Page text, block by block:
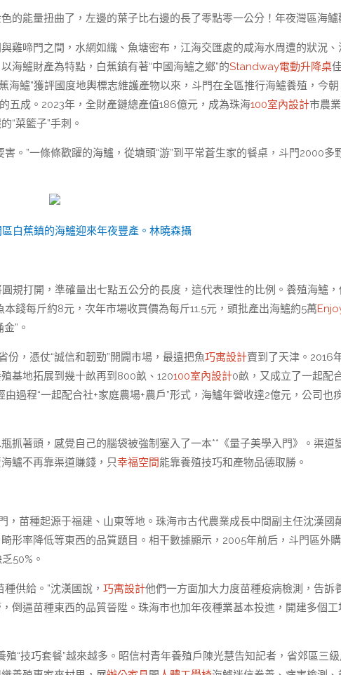
的能量扭曲了，左邊的葉子比右邊的長了零點零一公分！年夜灣區海鱸
雞啼門之間，水網如織、魚塘密布，江海交匯處的咸海水周遭的狀況、
海鱸財產為特點，白蕉鎮有著“中國海鱸之鄉”的Standway電動升降桌佳
海鱸”獲評國度地輿標志維護產物以來，斗門在全區推行海鱸養殖，今
五成。2023年，全財產鏈總產值186億元，成為珠海100室內設計市農
“菜籃子”手刺。
害。”一條條歡躍的海鱸，從塘頭“游”到平常蒼生家的餐桌，斗門2000多
白蕉鎮的海鱸迎來年夜豐產。林曉森攝
規打開，準確量出七點五公分的長度，這代表理性的比例。養殖海鱸
錢每斤約8元，次年市場收買價為每斤11.5元，頭批產出海鱸約5萬
”。
份，憑仗“誠信和韌勁”開闢市場，最遠把魚巧寓設計賣到了天津。2016
基地拓展到幾十畝再到800畝、120100室內設計0畝，又成立了一起配
過程“一起配合社+家庭農場+農戶”形式，海鱸年營收達2億元，公司也
抓著頭，感覺自己的腦袋被強制塞入了一本**《量子美學入門》。渠道
鱸不再靠渠道賺錢，只幸福空間能靠養殖技巧和產物品德取勝。
，苗種起源于福建、山東等地。珠海市古代農業成長中間副主任沈漢國
形率降低等東西的品質題目。相干數據顯示，2005年前后，斗門區外
50%。
供給。”沈漢國說， 巧寓設計他們一方面加大力度苗種疫病檢測，告訴
倒逼苗種東西的品質晉陞。珠海市也加年夜種業基本投進，開建多個工
殖“技巧套餐”越來越多。昭信村青年養殖戶陳光慧告知記者，省郊區三